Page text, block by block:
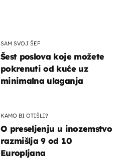
SAM SVOJ ŠEF
Šest poslova koje možete
pokrenuti od kuće uz
minimalna ulaganja
KAMO BI OTIŠLI?
O preseljenju u inozemstvo
razmišlja 9 od 10
Europljana